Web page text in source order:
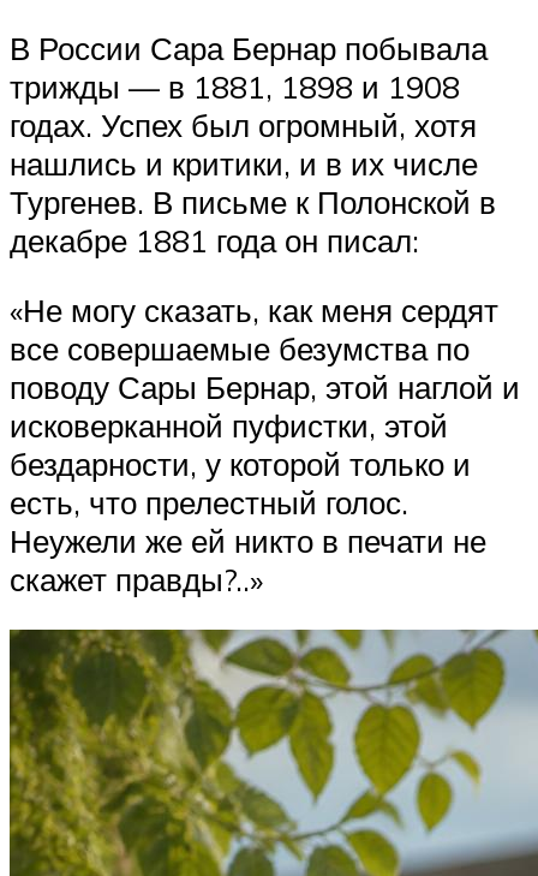
В России Сара Бернар побывала
трижды — в 1881, 1898 и 1908
годах. Успех был огромный, хотя
нашлись и критики, и в их числе
Тургенев. В письме к Полонской в
декабре 1881 года он писал:
«Не могу сказать, как меня сердят
все совершаемые безумства по
поводу Сары Бернар, этой наглой и
исковерканной пуфистки, этой
бездарности, у которой только и
есть, что прелестный голос.
Неужели же ей никто в печати не
скажет правды?..»